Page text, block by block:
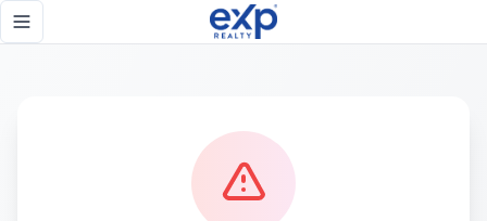
Toggle navigation menu
Página no encontrada - eXp Realty República Dominicana